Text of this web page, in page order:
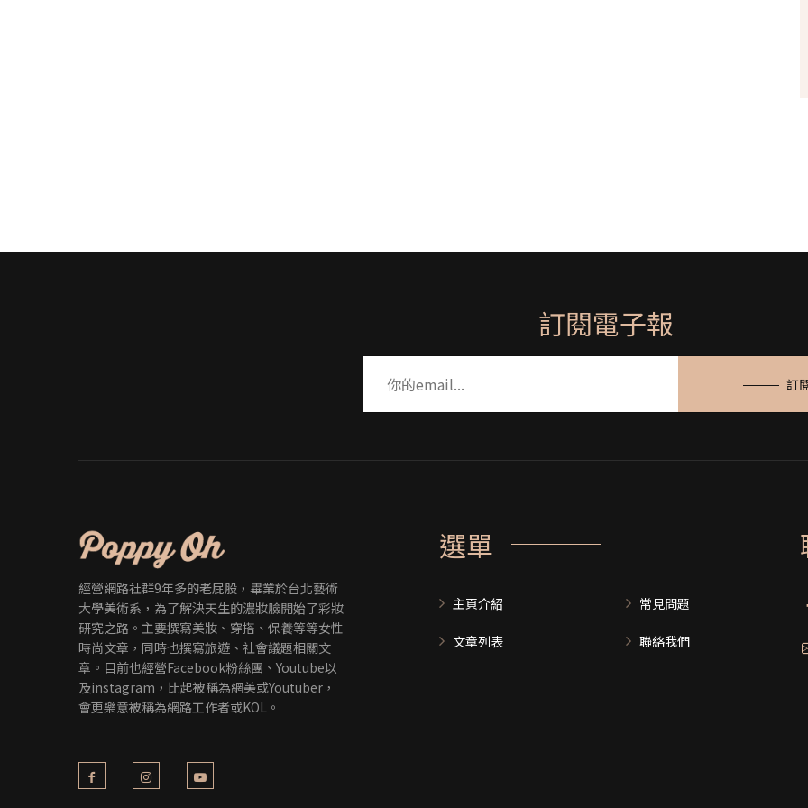
訂閱電子報
訂
經營網路社群9年多的老屁股，畢業於台北藝術
大學美術系，為了解決天生的濃妝臉開始了彩妝
研究之路。主要撰寫美妝、穿搭、保養等等女性
時尚文章，同時也撰寫旅遊、社會議題相關文
章。目前也經營Facebook粉絲團、Youtube以
及instagram，比起被稱為網美或Youtuber，
會更樂意被稱為網路工作者或KOL。
選單
主頁介紹
文章列表
常見問題
聯絡我們